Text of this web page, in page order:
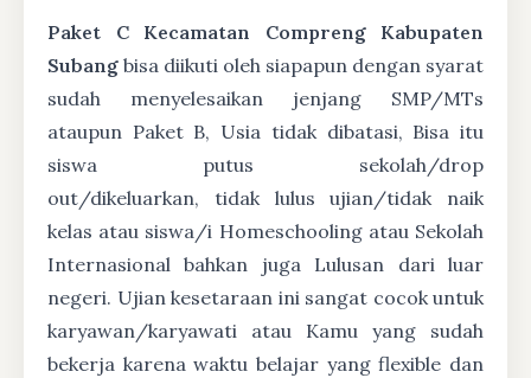
Paket C Kecamatan Compreng Kabupaten
Subang bisa diikuti oleh siapapun dengan syarat
sudah menyelesaikan jenjang SMP/MTs
ataupun Paket B, Usia tidak dibatasi, Bisa itu
siswa putus sekolah/drop
out/dikeluarkan, tidak lulus ujian/tidak naik
kelas atau siswa/i Homeschooling atau Sekolah
Internasional bahkan juga Lulusan dari luar
negeri. Ujian kesetaraan ini sangat cocok untuk
karyawan/karyawati atau Kamu yang sudah
bekerja karena waktu belajar yang flexible dan